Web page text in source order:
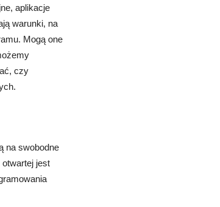
aplikacje
warunki, na
Mogą one
czy
na swobodne
jest